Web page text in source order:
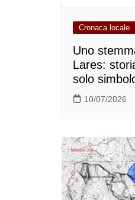
Cronaca locale
Uno
Lares:
solo
10/07/2026